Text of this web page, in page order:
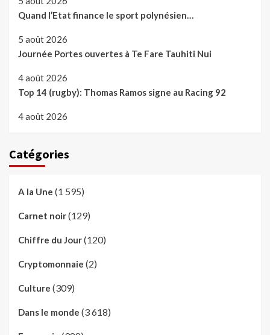
Quand l’Etat finance le sport polynésien…
5 août 2026
Journée Portes ouvertes à Te Fare Tauhiti Nui
4 août 2026
Top 14 (rugby): Thomas Ramos signe au Racing 92
4 août 2026
Catégories
A la Une (1 595)
Carnet noir(129)
Chiffre du Jour(120)
Cryptomonnaie (2)
Culture (309)
Dans le monde (3 618)